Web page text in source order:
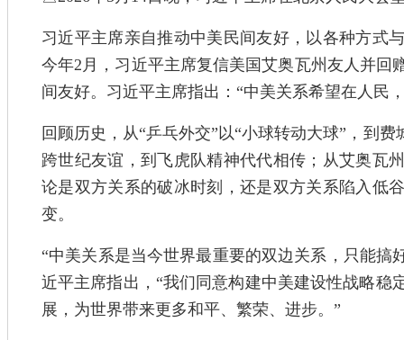
习近平主席亲自推动中美民间友好，以各种方式
今年2月，习近平主席复信美国艾奥瓦州友人并回
间友好。习近平主席指出：“中美关系希望在人民
回顾历史，从“乒乓外交”以“小球转动大球”，到
跨世纪友谊，到飞虎队精神代代相传；从艾奥
论是双方关系的破冰时刻，还是双方关系陷入低
变。
“中美关系是当今世界最重要的双边关系，只能搞
近平主席指出，“我们同意构建中美建设性战略稳
展，为世界带来更多和平、繁荣、进步。”